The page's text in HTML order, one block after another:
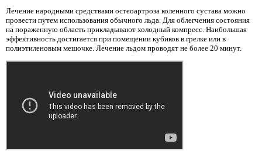
Лечение народными средствами остеоартроза коленного сустава можно
провести путем использования обычного льда. Для облегчения состояния
на пораженную область прикладывают холодный компресс. Наибольшая
эффективность достигается при помещении кубиков в грелке или в
полиэтиленовым мешочке. Лечение льдом проводят не более 20 минут.